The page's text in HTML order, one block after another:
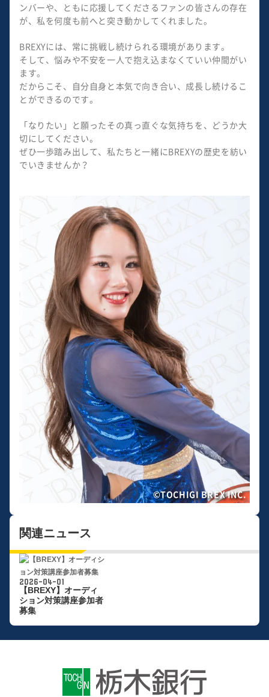
ンバーや、ともに応援してくださるファンの皆さんの存在
が、私を何度も前へと突き動かしてくれました。
BREXYには、常に挑戦し続けられる環境があります。
そして、悩みや不安を一人で抱え込まなくていい仲間がい
ます。
だからこそ、自分自身と本気で向き合い、成長し続けるこ
とができるのです。
「なりたい」と願ったその真っ直ぐな気持ちを、どうか大
切にしてください。
ぜひ一歩踏み出して、私たちと一緒にBREXYの歴史を紡い
でいきませんか？
©TOCHIGI BREX INC.
関連ニュース
2026-04-01
【BREXY】オーディ
ション対策講座参加者
募集